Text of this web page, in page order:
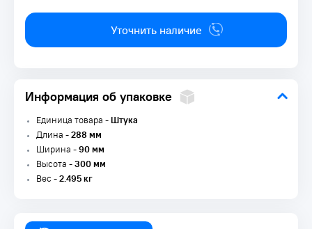
Уточнить наличие
Информация об упаковке
Единица товара -Штука
Длина -288 мм
Ширина -90 мм
Высота -300 мм
Вес -2.495 кг